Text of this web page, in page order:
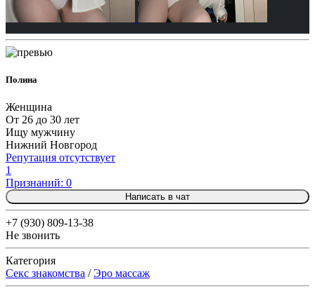
Полина
Женщина
От 26 до 30 лет
Ищу мужчину
Нижний Новгород
Репутация отсутствует
1
Признаний: 0
Написать в чат
+7 (930) 809-13-38
Не звонить
Категория
Секс знакомства /Эро массаж